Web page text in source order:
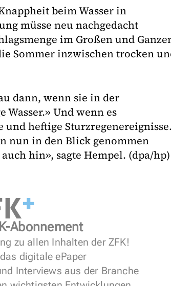
beim Wasser in
müsse neu nachgedacht
im Großen und
Sommer inzwischen trocken
dann, wenn sie in der
Wasser.» Und wenn es
und heftige Sturzregenereignisse.
nun in den Blick genommen
hin», sagte Hempel. (dpa/hp)
Abonnement
zu allen Inhalten der ZFK!
digitale ePaper
Interviews aus der Branche